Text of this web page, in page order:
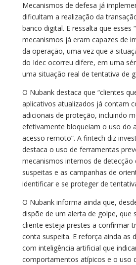
Mecanismos de defesa já
dificultam a realização da
banco digital. E ressalta que esses
mecanismos já eram capazes de
da operação, uma vez que a
do Idec ocorreu difere, em uma
uma situação real de tentativa de
O Nubank destaca que “clientes
aplicativos atualizados já contam
adicionais de proteção, incluindo
efetivamente bloqueiam o uso do
acesso remoto”. A fintech diz
destaca o uso de ferramentas
mecanismos internos de detecção
suspeitas e as campanhas de
identificar e se proteger de
O Nubank informa ainda que,
dispõe de um alerta de golpe, que
cliente esteja prestes a confirmar
conta suspeita. E reforça ainda as
com inteligência artificial que
comportamentos atípicos e o uso